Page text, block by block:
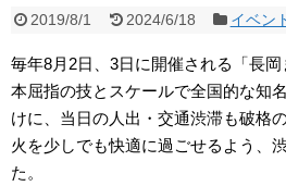
2019/8/1 2024/6/18 イベン
毎年8月2日、3日に開催される「長
本屈指の技とスケールで全国的な知
けに、当日の人出・交通渋滞も破格
火を少しでも快適に過ごせるよう、
た。